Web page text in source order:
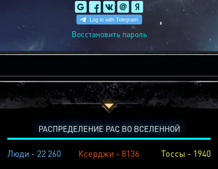
Восстановить пароль
РАСПРЕДЕЛЕНИЕ РАС ВО ВСЕЛЕННОЙ
Люди - 22 260 Ксерджи - 8136 Тоссы - 1940